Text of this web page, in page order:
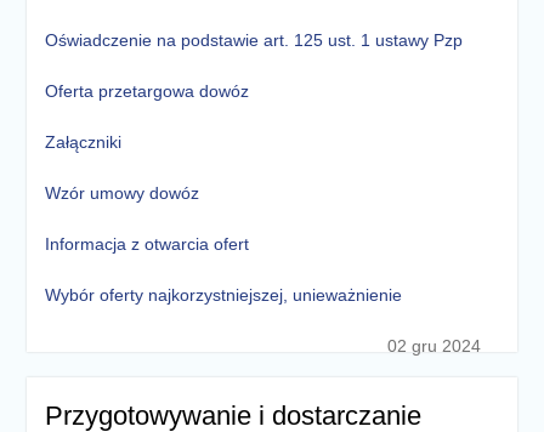
Oświadczenie na podstawie art. 125 ust. 1 ustawy Pzp
Oferta przetargowa dowóz
Załączniki
Wzór umowy dowóz
Informacja z otwarcia ofert
Wybór oferty najkorzystniejszej, unieważnienie
02 gru 2024
Przygotowywanie i dostarczanie